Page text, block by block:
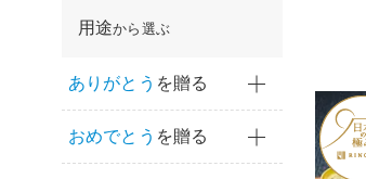
用途から選ぶ
ありがとう を贈る
おめでとう を贈る